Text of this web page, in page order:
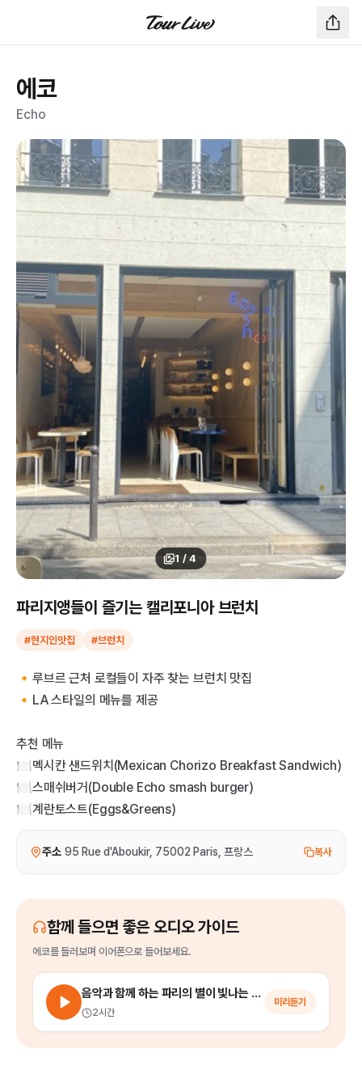
에코
Echo
1 /4
파리지앵들이 즐기는 캘리포니아 브런치
#현지인맛집 #브런치
🔸루브르 근처 로컬들이 자주 찾는 브런치 맛집
🔸LA 스타일의 메뉴를 제공
추천 메뉴
🍽️멕시칸 샌드위치(Mexican Chorizo Breakfast Sandwich)
🍽️스매쉬버거(Double Echo smash burger)
🍽️계란토스트(Eggs&Greens)
주소 95 Rue d'Aboukir, 75002 Paris, 프랑스 복사
함께 들으면 좋은 오디오 가이드
에코를들러보며 이어폰으로 들어보세요.
음악과 함께 하는 파리의 별이 빛나는 밤에 (파리 야경 투어)
2시간
미리듣기